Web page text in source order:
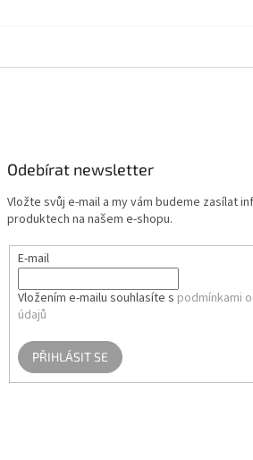
Odebírat newsletter
Vložte svůj e-mail a my vám budeme zasílat
produktech na našem e-shopu.
E-mail
Vložením e-mailu souhlasíte s podmínkami
údajů
PŘIHLÁSIT SE